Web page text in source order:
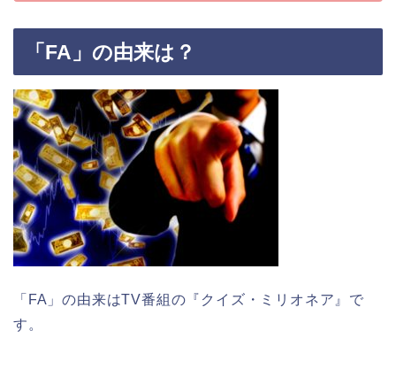
「FA」の由来は？
「FA」の由来はTV番組の『クイズ・ミリオネア』で
す。